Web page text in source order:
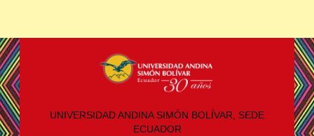
UNIVERSIDAD ANDINA SIMÓN BOLÍVAR, SEDE
ECUADOR